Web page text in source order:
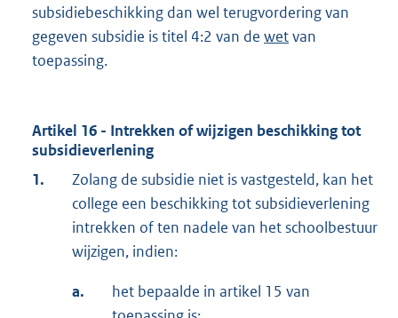
subsidiebeschikking dan wel terugvordering van
gegeven subsidie is titel 4:2 van de wetvan
toepassing.
Artikel 16 - Intrekken of wijzigen beschikking tot
subsidieverlening
1.
Zolang de subsidie niet is vastgesteld, kan het
college een beschikking tot subsidieverlening
intrekken of ten nadele van het schoolbestuur
wijzigen, indien:
a.
het bepaalde in artikel 15 van